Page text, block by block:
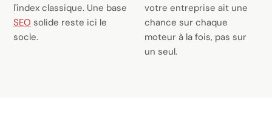
l'index classique. Une base
SEO solide reste ici le
socle.
votre entreprise ait une
chance sur chaque
moteur à la fois, pas sur
un seul.